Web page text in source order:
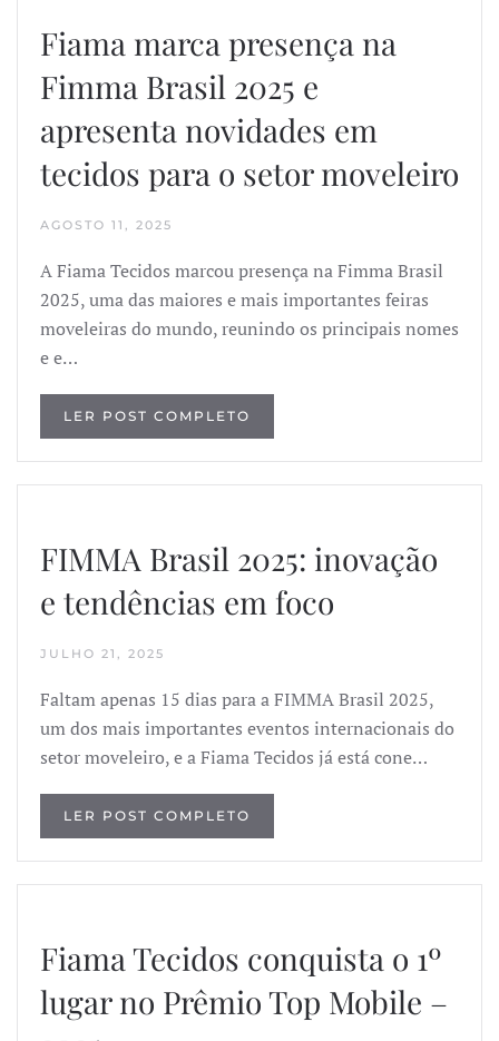
Fiama marca presença na
Fimma Brasil 2025 e
apresenta novidades em
tecidos para o setor moveleiro
AGOSTO 11, 2025
A Fiama Tecidos marcou presença na Fimma Brasil
2025, uma das maiores e mais importantes feiras
moveleiras do mundo, reunindo os principais nomes
e e…
LER POST COMPLETO
FIMMA Brasil 2025: inovação
e tendências em foco
JULHO 21, 2025
Faltam apenas 15 dias para a FIMMA Brasil 2025,
um dos mais importantes eventos internacionais do
setor moveleiro, e a Fiama Tecidos já está cone…
LER POST COMPLETO
Fiama Tecidos conquista o 1º
lugar no Prêmio Top Mobile –